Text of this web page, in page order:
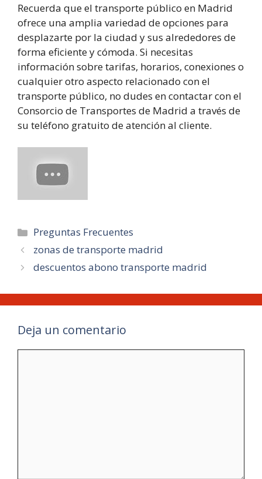
Recuerda que el transporte público en Madrid
ofrece una amplia variedad de opciones para
desplazarte por la ciudad y sus alrededores de
forma eficiente y cómoda. Si necesitas
información sobre tarifas, horarios, conexiones o
cualquier otro aspecto relacionado con el
transporte público, no dudes en contactar con el
Consorcio de Transportes de Madrid a través de
su teléfono gratuito de atención al cliente.
Categorías
Preguntas Frecuentes
zonas de transporte madrid
descuentos abono transporte madrid
Deja un comentario